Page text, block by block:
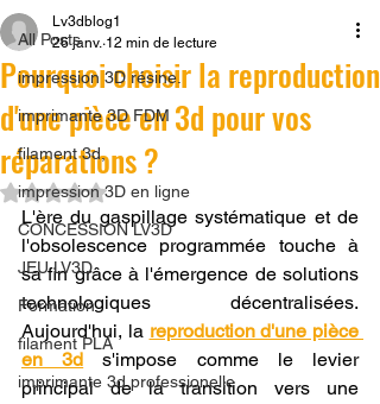
All Posts
impression 3D résine.
imprimante 3D FDM
filament 3d,
impression 3D en ligne
CONCESSION LV3D
JEU LV3D
Formation
filament PLA
imprimante 3d professionelle
Pourquoi choisir la reproduction
d'une pièce en 3d pour vos
réparations ?
Lv3dblog1
26 janv. 12 min de lecture
Noté NaN étoiles sur 5.
L'ère du gaspillage systématique et de
l'obsolescence programmée touche à
sa fin grâce à l'émergence de solutions
technologiques décentralisées.
Aujourd'hui, la reproduction d'une pièce
en 3d s'impose comme le levier
principal de la transition vers une